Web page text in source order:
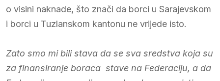
o visini naknade, što znači da borci u Sarajevskom
i borci u Tuzlanskom kantonu ne vrijede isto.
Zato smo mi bili stava da se sva sredstva koja su
za finansiranje boraca stave na Federaciju, a da